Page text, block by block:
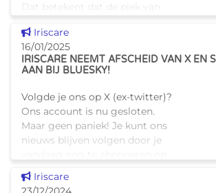
Dat betekent dat de piek van
belangrijke druk op het
gezondheidszorgsysteem
veroorz
Dit nieuws tonen
Iriscare
16/01/2025
IRISCARE NEEMT AFSCHEID VAN X EN
AAN BIJ BLUESKY!
Volgde je ons op X (ex-twitter)?
Ons account is nu gesloten.
Maar geen paniek! Je kunt ons
nieuws blijven volgen door je
ons Bluesky-account. Aarzel
niet om ons nieu
Dit nieuws tonen
Iriscare